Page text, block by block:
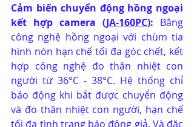
Cảm biến chuyển động hồng ngoại
kết hợp camera (JA-160PC): Bằng
công nghệ hồng ngoại với chùm tia
hình nón hạn chế tối đa góc chết, kết
hợp công nghệ đo thân nhiệt con
người từ 36°C - 38°C. Hệ thống chỉ
báo động khi bắt được chuyển động
và đo thân nhiệt con người, hạn chế
tối đa tình trạng báo động giả. Và đặc